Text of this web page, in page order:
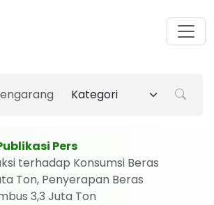
Pers
terhadap Konsumsi Beras
Ton, Penyerapan Beras
3,3 Juta Ton